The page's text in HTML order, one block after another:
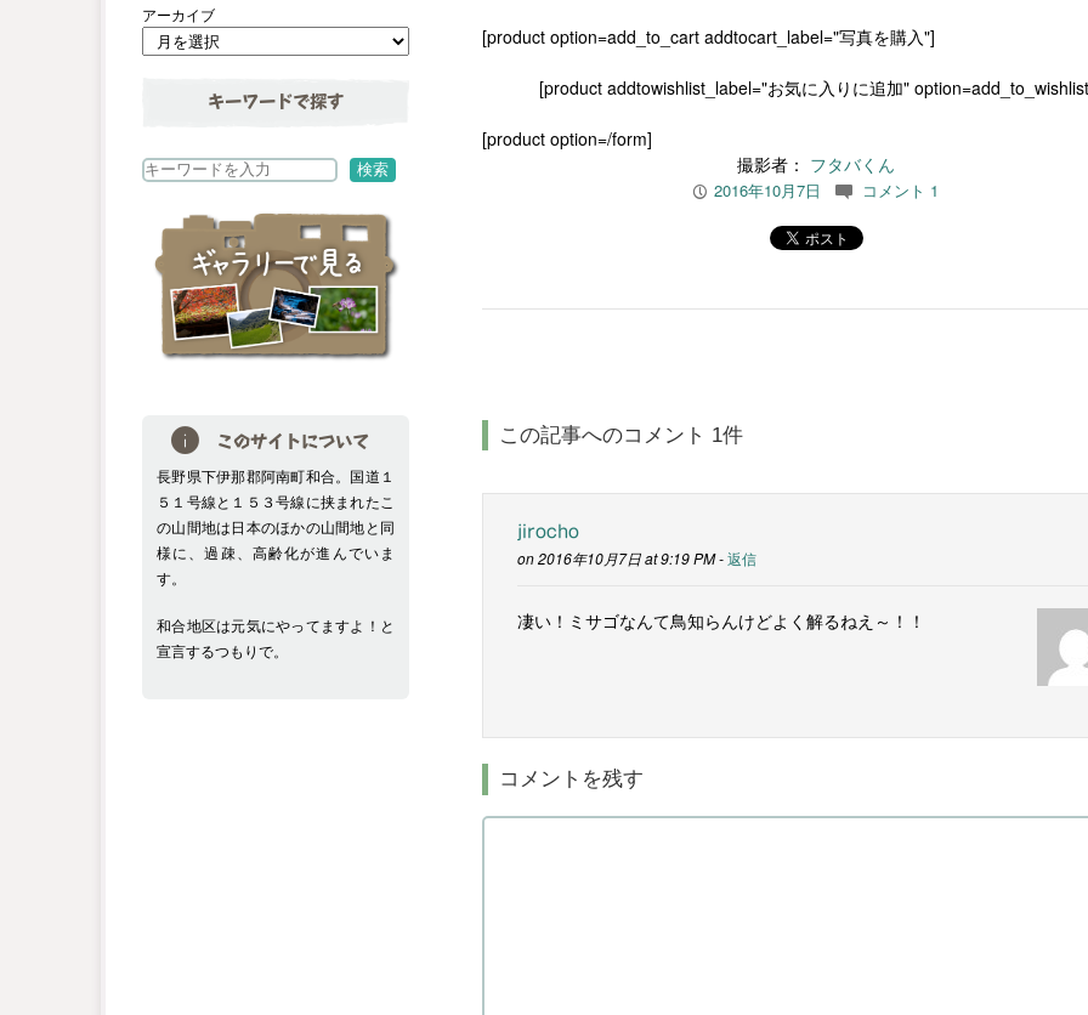
[product option=add_to_cart addtocart_label="写真を購入"]
[product addtowishlist_label="お気に入りに追加"
[product option=/form]
撮影者： フタバくん
P 2016年10月7日 c コメント 1
この記事へのコメント 1件
jirocho
on 2016年10月7日 at 9:19 PM -返信
凄い！ミサゴなんて鳥知らんけどよく解るねえ～！！
コメントを残す
アーカイブ
キーワードで探す
検
検索
このサイトについて
長野県下伊那郡阿南町和合。国道１
５１号線と１５３号線に挟まれたこ
の山間地は日本のほかの山間地と同
様に、過疎、高齢化が進んでいま
す。
和合地区は元気にやってますよ！と
宣言するつもりで。